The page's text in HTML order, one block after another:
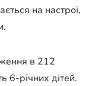
на настрої,
в 212
6-річних дітей.